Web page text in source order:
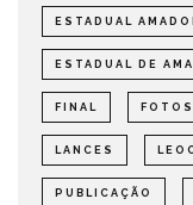
ESTADUAL
ESTADUAL DE
FINAL
LANCES
PUBLICAÇÃO